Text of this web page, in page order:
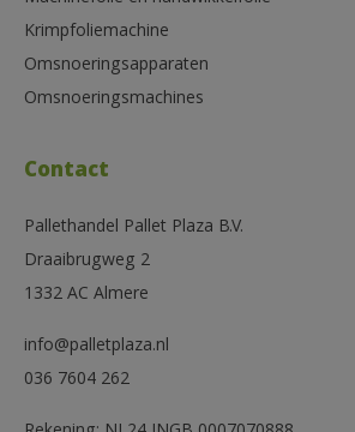
Krimpfoliemachine
Omsnoeringsapparaten
Omsnoeringsmachines
Contact
Pallethandel Pallet Plaza B.V.
Draaibrugweg 2
1332 AC Almere
info@palletplaza.nl
036 7604 262